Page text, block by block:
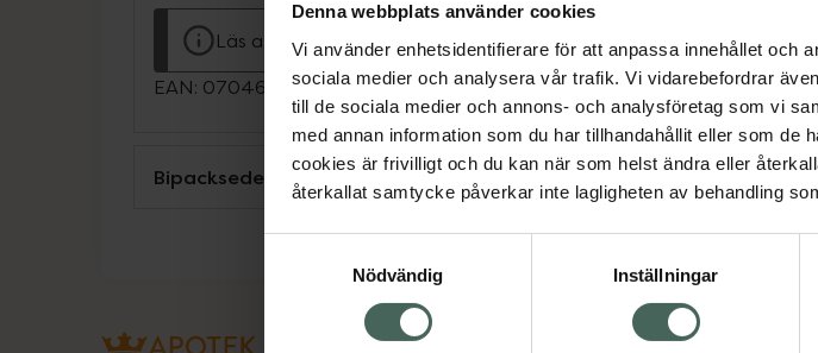
Denna webbplats använder cookies
Vi använder enhetsidentifierare för att anpassa innehållet och
sociala medier och analysera vår trafik. Vi vidarebefordrar
till de sociala medier och annons- och analysföretag som vi
med annan information som du har tillhandahållit eller som
cookies är frivilligt och du kan när som helst ändra eller
återkallat samtycke påverkar inte lagligheten av behandling
Nödvändig
Inställningar
Läs alltid bipacksedeln innan användning.
EAN: 07046261773201
Bipacksedel från FASS Visa